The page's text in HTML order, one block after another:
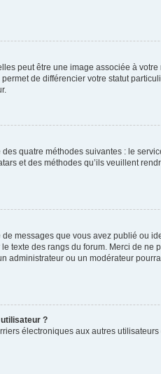
peut être une image associée à
de différencier votre statut
quatre méthodes suivantes : le
et des méthodes qu’ils veuillent
messages que vous avez publié ou
texte des rangs du forum. Merci de
administrateur ou un modérateur
?
électroniques aux autres